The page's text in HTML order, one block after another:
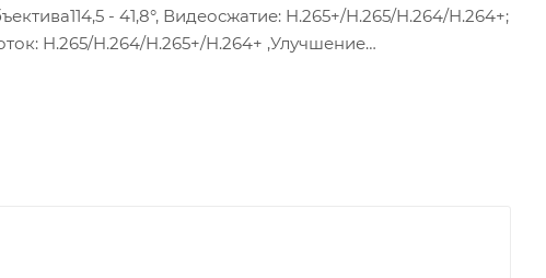
- 41,8°, Видеосжатие: H.265+/H.265/H.264/H.264+;
H.265/H.264/H.265+/H.264+ ,Улучшение